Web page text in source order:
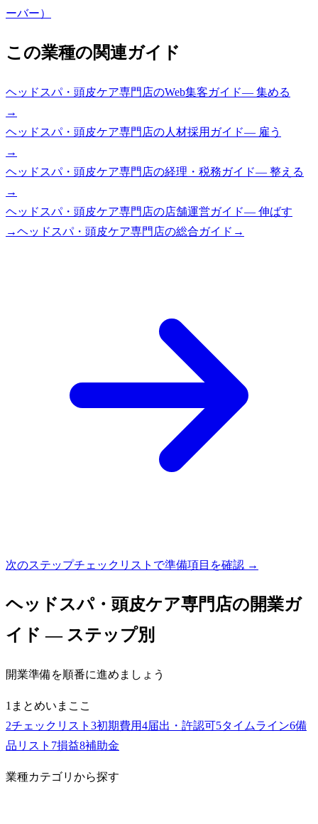
ーバー）
この業種の関連ガイド
ヘッドスパ・頭皮ケア専門店のWeb集客ガイド— 集める
→
ヘッドスパ・頭皮ケア専門店の人材採用ガイド— 雇う
→
ヘッドスパ・頭皮ケア専門店の経理・税務ガイド— 整える
→
ヘッドスパ・頭皮ケア専門店の店舗運営ガイド— 伸ばす
→ヘッドスパ・頭皮ケア専門店の総合ガイド →
次のステップチェックリストで準備項目を確認 →
ヘッドスパ・頭皮ケア専門店の開業ガ
イド — ステップ別
開業準備を順番に進めましょう
1 まとめいまここ
2チェックリスト 3初期費用4届出・許認可5タイムライン6備
品リスト 7損益8補助金
業種カテゴリから探す